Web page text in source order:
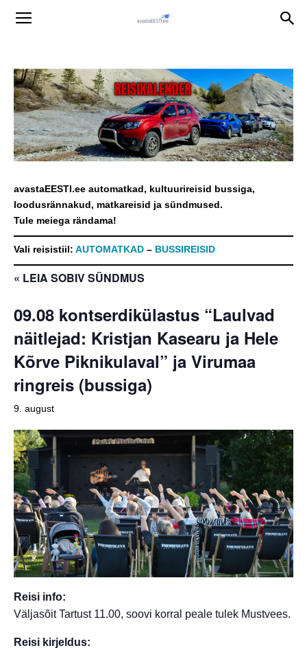
avastaEESTI.ee automatkad, kultuurireisid bussiga,
loodusrännakud, matkareisid ja sündmused.
Tule meiega rändama!
Vali reisistiil: AUTOMATKAD – BUSSIREISID
« LEIA SOBIV SÜNDMUS
09.08 kontserdikülastus “Laulvad
näitlejad: Kristjan Kasearu ja Hele
Kõrve Piknikulaval” ja Virumaa
ringreis (bussiga)
9. august
Reisi info:
Väljasõit Tartust 11.00, soovi korral peale tulek Mustvees.
Reisi kirjeldus: